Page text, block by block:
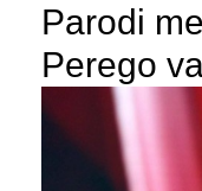
Parodi
Perego